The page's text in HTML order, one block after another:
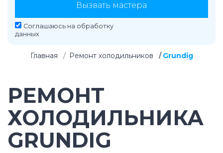
Вызвать мастера
Соглашаюсь на обработку
данных
Главная Ремонт холодильников Grundig
РЕМОНТ
ХОЛОДИЛЬНИКА
GRUNDIG